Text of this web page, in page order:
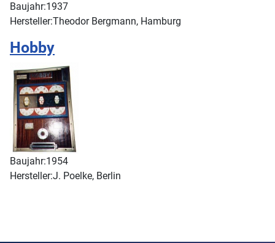
Baujahr:1937
Hersteller:Theodor Bergmann, Hamburg
Hobby
Baujahr:1954
Hersteller:J. Poelke, Berlin